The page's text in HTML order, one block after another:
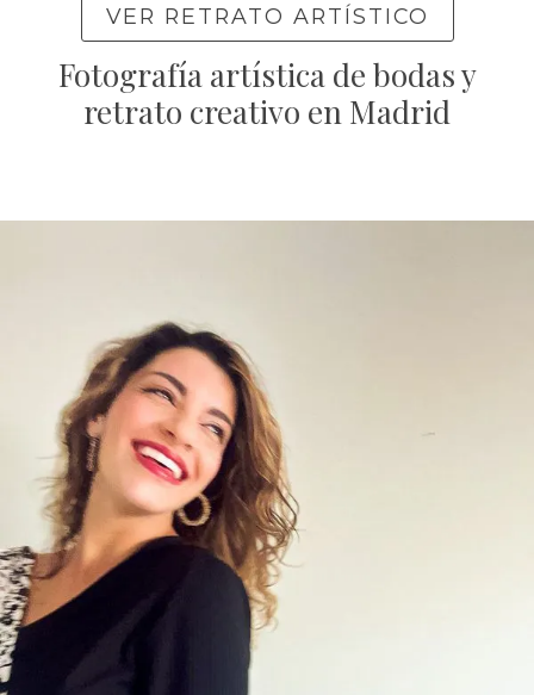
VER RETRATO ARTÍSTICO
Fotografía artística de bodas y
retrato creativo en Madrid